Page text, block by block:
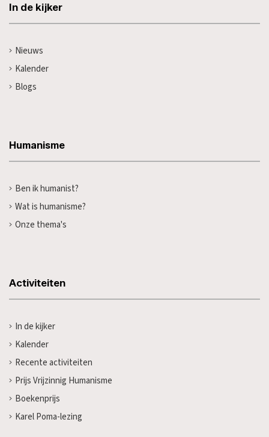
In de kijker
Nieuws
Kalender
Blogs
Humanisme
Ben ik humanist?
Wat is humanisme?
Onze thema's
Activiteiten
In de kijker
Kalender
Recente activiteiten
Prijs Vrijzinnig Humanisme
Boekenprijs
Karel Poma-lezing